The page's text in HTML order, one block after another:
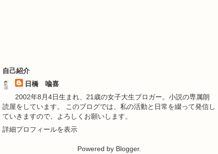
自己紹介
日橋 喩喜
2002年8月4日生まれ、21歳の女子大生ブロガー。小説の専属朗
読屋をしています。 このブログでは、私の活動と日常を綴って発信し
ていきますので、よろしくお願いします。
詳細プロフィールを表示
Powered by Blogger.